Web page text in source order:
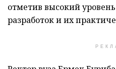
отметив высокий
разработок и их